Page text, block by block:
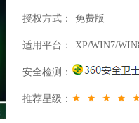
授权方式： 免费版
适用平台： XP/WIN7/
安全检测：
推荐星级：